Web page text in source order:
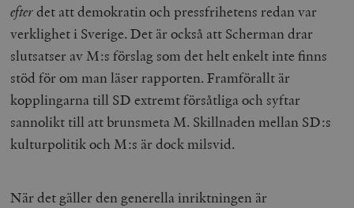
efterdet att demokratin och pressfrihetens redan var
verklighet i Sverige. Det är också att Scherman drar
slutsatser av M:s förslag som det helt enkelt inte finns
stöd för om man läser rapporten. Framförallt är
kopplingarna till SD extremt försåtliga och syftar
sannolikt till att brunsmeta M. Skillnaden mellan SD:s
kulturpolitik och M:s är dock milsvid.
När det gäller den generella inriktningen är